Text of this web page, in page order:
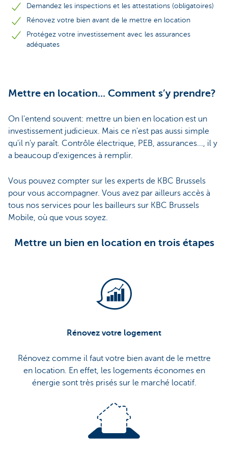
Demandez les inspections et les attestations (obligatoires)
Rénovez votre bien avant de le mettre en location
Protégez votre investissement avec les assurances
adéquates
Mettre en location... Comment s’y prendre?
On l'entend souvent: mettre un bien en location est un
investissement judicieux. Mais ce n'est pas aussi simple
qu'il n'y paraît. Contrôle électrique, PEB, assurances..., il y
a beaucoup d'exigences à remplir.
Vous pouvez compter sur les experts de KBC Brussels
pour vous accompagner. Vous avez par ailleurs accès à
tous nos services pour les bailleurs sur KBC Brussels
Mobile, où que vous soyez.
Mettre un bien en location en trois étapes
Rénovez votre logement
Rénovez comme il faut votre bien avant de le mettre
en location. En effet, les logements économes en
énergie sont très prisés sur le marché locatif.